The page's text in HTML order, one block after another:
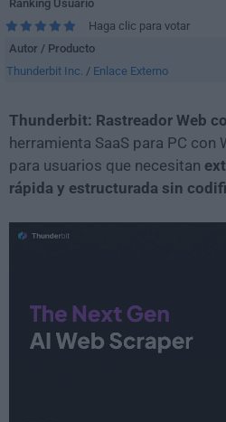
Ránking Usuario
Haga clic para votar
Autor / Producto
Thunderbit Inc. / Enlace Externo
Thunderbit: Rastreador Web
herramienta SaaS para PC con
para usuarios que necesitan
rápida y estructurada sin